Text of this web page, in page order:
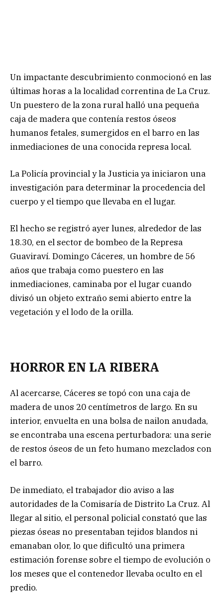
Un impactante descubrimiento conmocionó en las
últimas horas a la localidad correntina de La Cruz.
Un puestero de la zona rural halló una pequeña
caja de madera que contenía restos óseos
humanos fetales, sumergidos en el barro en las
inmediaciones de una conocida represa local.
La Policía provincial y la Justicia ya iniciaron una
investigación para determinar la procedencia del
cuerpo y el tiempo que llevaba en el lugar.
El hecho se registró ayer lunes, alrededor de las
18.30, en el sector de bombeo de la Represa
Guaviraví. Domingo Cáceres, un hombre de 56
años que trabaja como puestero en las
inmediaciones, caminaba por el lugar cuando
divisó un objeto extraño semi abierto entre la
vegetación y el lodo de la orilla.
HORROR EN LA RIBERA
Al acercarse, Cáceres se topó con una caja de
madera de unos 20 centímetros de largo. En su
interior, envuelta en una bolsa de nailon anudada,
se encontraba una escena perturbadora: una serie
de restos óseos de un feto humano mezclados con
el barro.
De inmediato, el trabajador dio aviso a las
autoridades de la Comisaría de Distrito La Cruz. Al
llegar al sitio, el personal policial constató que las
piezas óseas no presentaban tejidos blandos ni
emanaban olor, lo que dificultó una primera
estimación forense sobre el tiempo de evolución o
los meses que el contenedor llevaba oculto en el
predio.